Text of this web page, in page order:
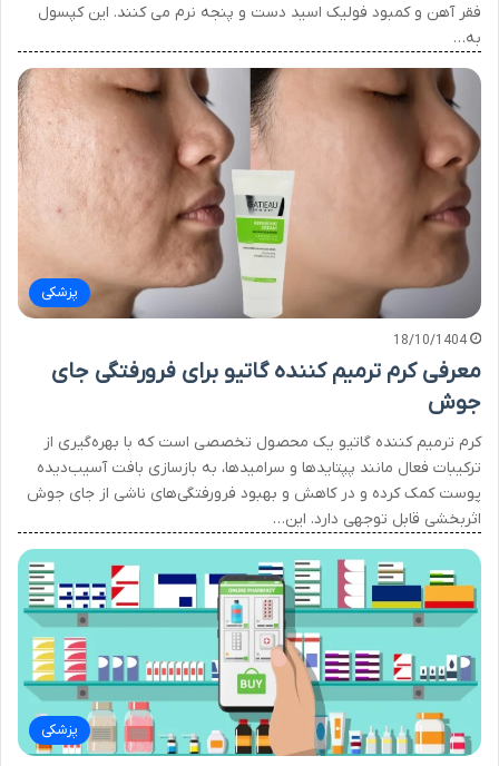
فقر آهن و کمبود فولیک اسید دست و پنجه نرم می کنند. این کپسول
به…
پزشکی
18/10/1404
معرفی کرم ترمیم کننده گاتیو برای فرورفتگی جای
جوش
کرم ترمیم کننده گاتیو یک محصول تخصصی است که با بهره‌گیری از
ترکیبات فعال مانند پپتایدها و سرامیدها، به بازسازی بافت آسیب‌دیده
پوست کمک کرده و در کاهش و بهبود فرورفتگی‌های ناشی از جای جوش
اثربخشی قابل توجهی دارد. این…
پزشکی